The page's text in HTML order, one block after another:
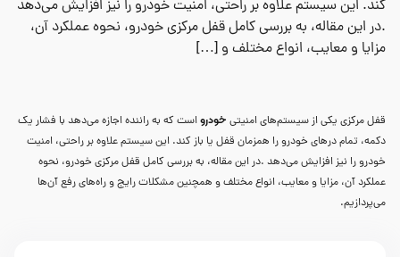
کند. این سیستم علاوه بر راحتی، امنیت خودرو را نیز افزایش می‌دهد
.در این مقاله، به بررسی کامل قفل مرکزی خودرو، نحوه عملکرد آن،
مزایا و معایب، انواع مختلف و […]
قفل مرکزی یکی از سیستم‌های امنیتی خودرواست که به راننده اجازه می‌دهد با فشار یک
دکمه، تمام درهای خودرو را همزمان قفل یا باز کند. این سیستم علاوه بر راحتی، امنیت
خودرو را نیز افزایش می‌دهد .در این مقاله، به بررسی کامل قفل مرکزی خودرو، نحوه
عملکرد آن، مزایا و معایب، انواع مختلف و همچنین مشکلات رایج و راه‌های رفع آن‌ها
می‌پردازیم.